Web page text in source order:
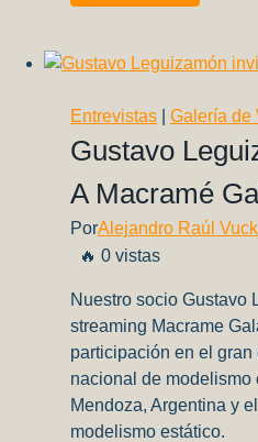
el
TAM
de
Dukel
Hobbies
Entrevistas Galería de
Gustavo
A Macramé
PorAlejandro Raúl
🔥 0 vistas
Nuestro socio Gustavo
streaming Macrame
participación en el
nacional de modelismo
Mendoza, Argentina y
modelismo estático.